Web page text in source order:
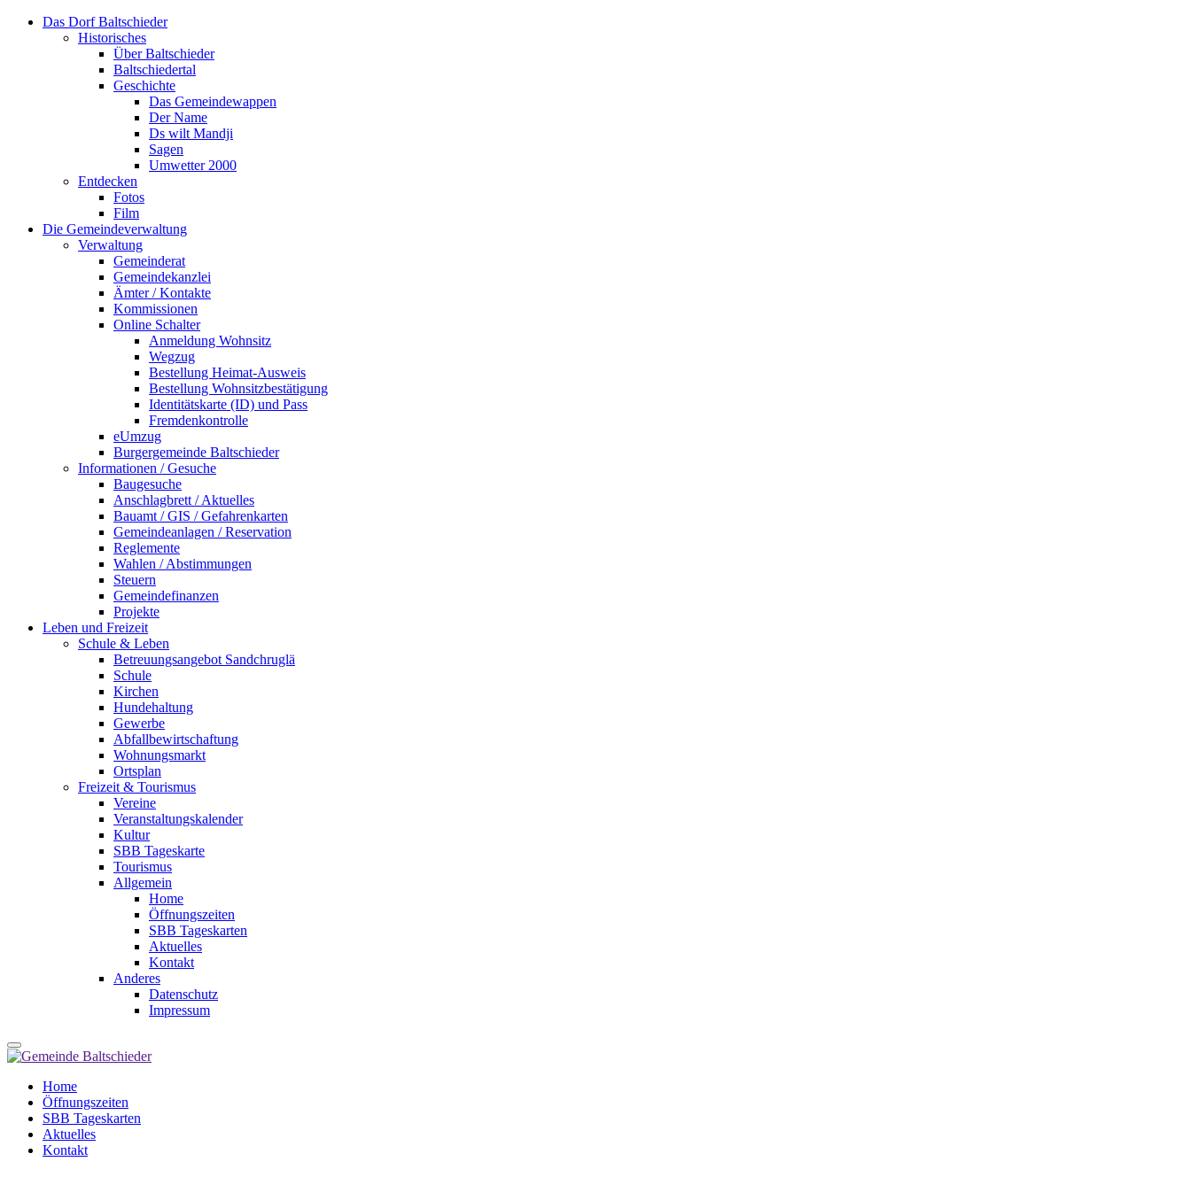
Das Dorf Baltschieder
Historisches
Über Baltschieder
Baltschiedertal
Geschichte
Das Gemeindewappen
Der Name
Ds wilt Mandji
Sagen
Umwetter 2000
Entdecken
Fotos
Film
Die Gemeindeverwaltung
Verwaltung
Gemeinderat
Gemeindekanzlei
Ämter / Kontakte
Kommissionen
Online Schalter
Anmeldung Wohnsitz
Wegzug
Bestellung Heimat-Ausweis
Bestellung Wohnsitzbestätigung
Identitätskarte (ID) und Pass
Fremdenkontrolle
eUmzug
Burgergemeinde Baltschieder
Informationen / Gesuche
Baugesuche
Anschlagbrett / Aktuelles
Bauamt / GIS / Gefahrenkarten
Gemeindeanlagen / Reservation
Reglemente
Wahlen / Abstimmungen
Steuern
Gemeindefinanzen
Projekte
Leben und Freizeit
Schule & Leben
Betreuungsangebot Sandchruglä
Schule
Kirchen
Hundehaltung
Gewerbe
Abfallbewirtschaftung
Wohnungsmarkt
Ortsplan
Freizeit & Tourismus
Vereine
Veranstaltungskalender
Kultur
SBB Tageskarte
Tourismus
Allgemein
Home
Öffnungszeiten
SBB Tageskarten
Aktuelles
Kontakt
Anderes
Datenschutz
Impressum
Home
Öffnungszeiten
SBB Tageskarten
Aktuelles
Kontakt